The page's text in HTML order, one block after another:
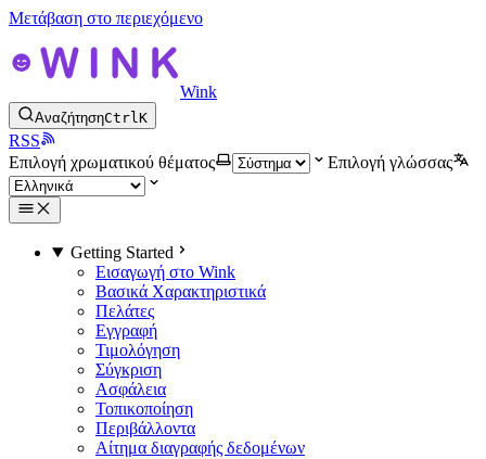
Μετάβαση στο περιεχόμενο
Wink
ΑναζήτησηCtrlK
RSS
Επιλογή χρωματικού θέματος
Επιλογή γλώσσας
Getting Started
Εισαγωγή στο Wink
Βασικά Χαρακτηριστικά
Πελάτες
Εγγραφή
Τιμολόγηση
Σύγκριση
Ασφάλεια
Τοπικοποίηση
Περιβάλλοντα
Αίτημα διαγραφής δεδομένων